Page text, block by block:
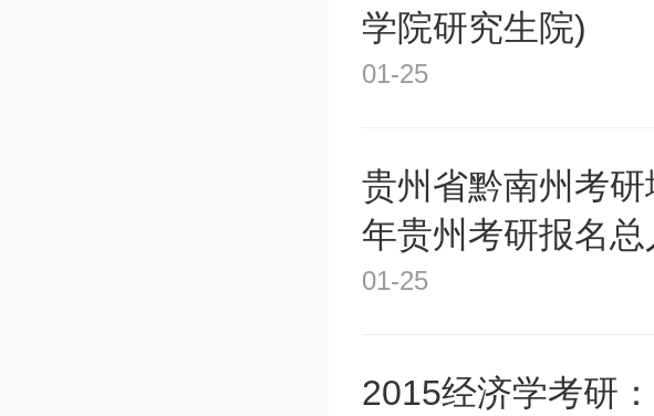
确表示，2024年
大清华也不例外!
子，不要选择艺
学院研究生院)
01-25
贵州省黔南州考
年贵州考研报名总
01-25
2015经济学考研